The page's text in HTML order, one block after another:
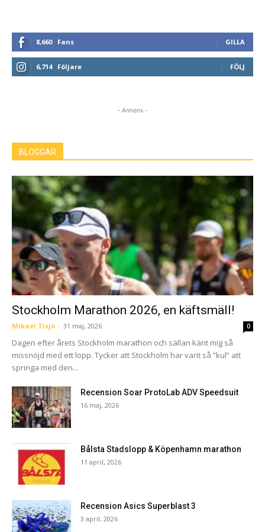
8,660 Fans GILLA
6,714 Följare FÖLJ
- Annons -
BLOGGAR
Stockholm Marathon 2026, en käftsmäll!
Mikael Tisjö - 31 maj, 2026 0
Dagen efter årets Stockholm marathon och sällan känt mig så
missnöjd med ett lopp. Tycker att Stockholm har varit så ”kul” att
springa med den...
Recension Soar ProtoLab ADV Speedsuit
16 maj, 2026
Bålsta Stadslopp & Köpenhamn marathon
11 april, 2026
Recension Asics Superblast 3
3 april, 2026